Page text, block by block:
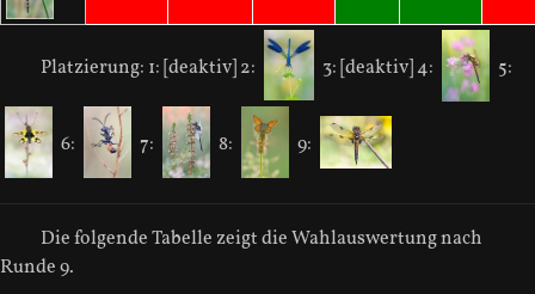
Platzierung: 1: [deaktiv]2: 3: [deaktiv]4: 5:
6: 7: 8: 9:
Die folgende Tabelle zeigt die Wahlauswertung nach
Runde 9.